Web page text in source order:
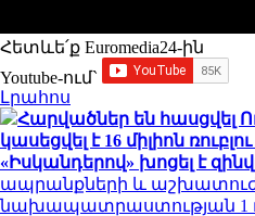
Հետևե՛ք Euromedia24-ին
Youtube-ում`
Լրահոս
Հարվածներ են հասցվել
կասեցվել է 16 միլիոն
«Իսկանդերով» խոցել է
ապրանքների և
նախապատրաստության 1